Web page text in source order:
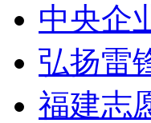
安徽一实载49人客
走！跟着总书记去
中央企
弘扬雷
福建志